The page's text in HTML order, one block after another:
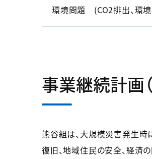
環境問題 (CO2排出、環境
事業継続計画（
熊谷組は、大規模災害発生時
復旧、地域住民の安全、経済